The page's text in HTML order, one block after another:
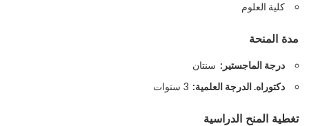
كلية العلوم
مدة المنحة
درجة الماجستير: سنتان
دكتوراه. الدرجة العلمية: 3 سنوات
تغطية المنح الدراسية